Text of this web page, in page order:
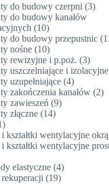
do budowy czerpni 33
do budowy kanałów
1010
produktów
do budowy przepustnic
nośne 1010
produktów
rewizyjne i p.poż. 33
uszczelniające i izolacyjne
uzupełniające 44
produkty
zakończenia kanałów 22
zawieszeń 99
złączne 1414
1
produkt
i kształtki wentylacyjne
i kształtki wentylacyjne
elastyczne 44
produkty
rekuperacji 1919